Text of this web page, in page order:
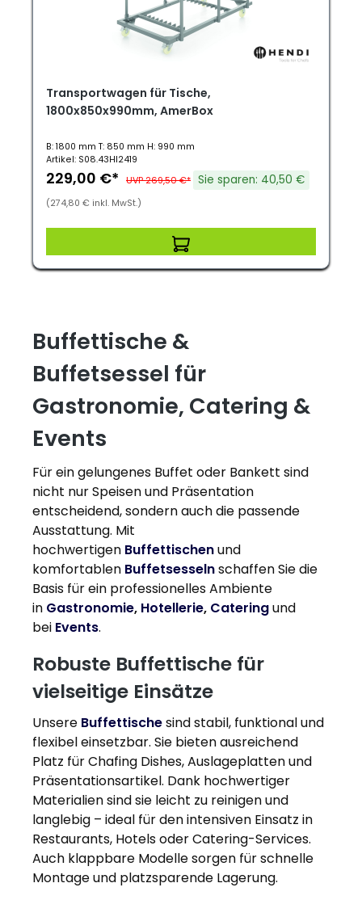
Transportwagen für Tische,
1800x850x990mm, AmerBox
B: 1800 mm T: 850 mm H: 990 mm
Artikel: S08.43HI2419
229,00 €* UVP 269,50 €* Sie sparen: 40,50 €
(274,80 € inkl. MwSt.)
Buffettische &
Buffetsessel für
Gastronomie, Catering &
Events
Für ein gelungenes Buffet oder Bankett sind
nicht nur Speisen und Präsentation
entscheidend, sondern auch die passende
Ausstattung. Mit
hochwertigen Buffettischenund
komfortablen Buffetsesselnschaffen Sie die
Basis für ein professionelles Ambiente
in Gastronomie, Hotellerie, Cateringund
bei Events.
Robuste Buffettische für
vielseitige Einsätze
Unsere Buffettischesind stabil, funktional und
flexibel einsetzbar. Sie bieten ausreichend
Platz für Chafing Dishes, Auslageplatten und
Präsentationsartikel. Dank hochwertiger
Materialien sind sie leicht zu reinigen und
langlebig – ideal für den intensiven Einsatz in
Restaurants, Hotels oder Catering-Services.
Auch klappbare Modelle sorgen für schnelle
Montage und platzsparende Lagerung.